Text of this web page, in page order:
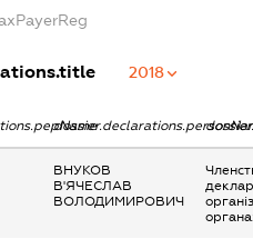
2018
ВНУКОВ
В'ЯЧЕСЛАВ
ВОЛОДИМИРОВИЧ